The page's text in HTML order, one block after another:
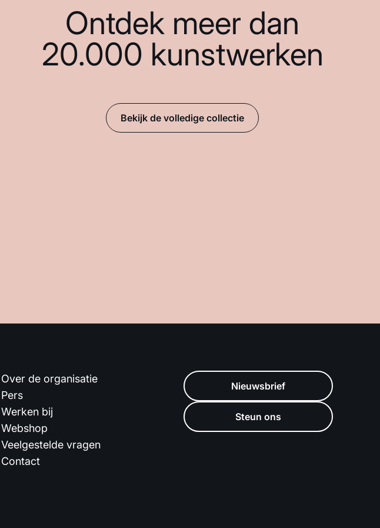
Ontdek meer dan
20.000 kunstwerken
Bekijk de volledige collectie
Over de organisatie
Pers
Werken bij
Webshop
Veelgestelde vragen
Contact
Nieuwsbrief
Steun ons